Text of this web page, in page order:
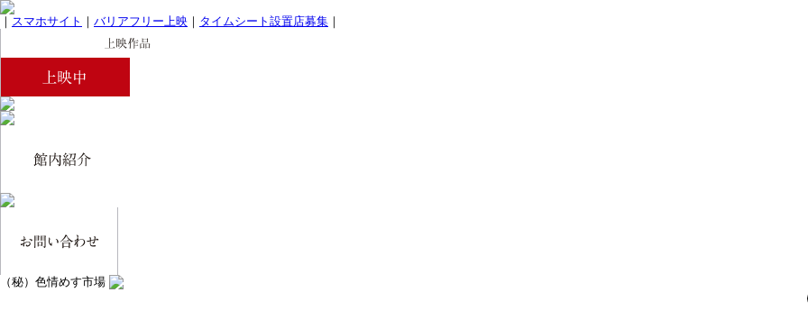
｜ スマホサイト ｜ バリアフリー上映 ｜ タイムシート設置店募集 ｜
（秘）色情めす市場